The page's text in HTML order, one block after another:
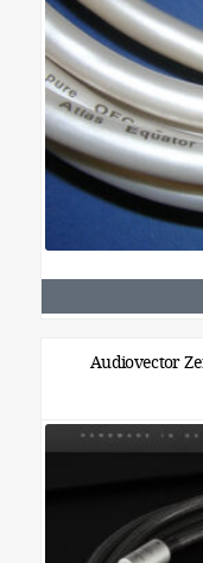
Audiovector